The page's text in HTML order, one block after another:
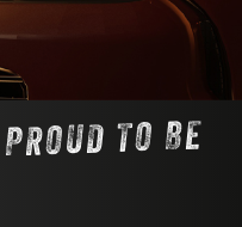
TO BE